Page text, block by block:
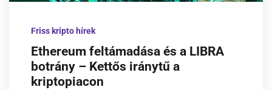
Friss kripto hírek
Ethereum feltámadása és a LIBRA
botrány – Kettős iránytű a
kriptopiacon
Diverzifikáció jelentése
Kriptográfia jelentése